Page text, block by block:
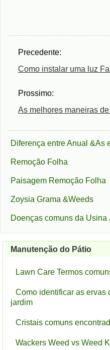
Precedente:
Como instalar uma luz
Prossimo:
As melhores maneiras
Diferença entre Anual &As
Remoção Folha
Paisagem Remoção Folha
Zoysia Grama &Weeds
Doenças comuns da Usina
Manutenção do Pátio
Lawn Care Termos
Como identificar as ervas
jardim
Cristais comuns
Wackers Weed vs Weed